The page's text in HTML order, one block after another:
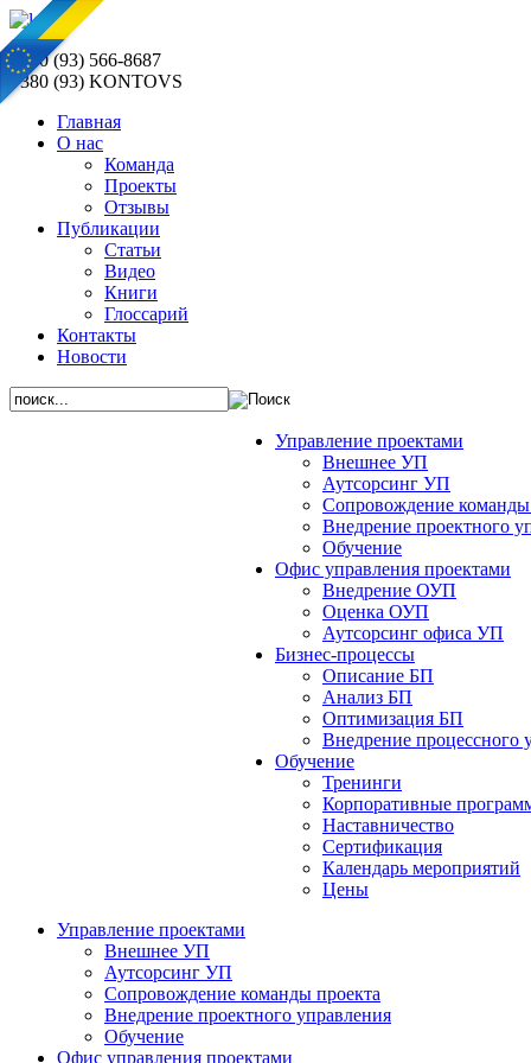
+380 (93) 566-8687
+380 (93) KONTOVS
Главная
О нас
Команда
Проекты
Отзывы
Публикации
Статьи
Видео
Книги
Глоссарий
Контакты
Новости
Управление проектами
Внешнее УП
Аутсорсинг УП
Сопровождение команды
Внедрение проектного
Обучение
Офис управления проектами
Bнедрение ОУП
Оценка ОУП
Аутсорсинг офиса УП
Бизнес-процессы
Описание БП
Анализ БП
Оптимизация БП
Внедрение процессного
Обучениe
Тренинги
Корпоративные
Наставничество
Сертификация
Календарь мероприятий
Цены
Управление проектами
Внешнее УП
Аутсорсинг УП
Сопровождение команды проекта
Внедрение проектного управления
Обучение
Офис управления проектами